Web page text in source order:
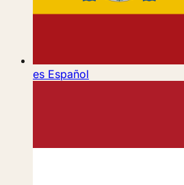
es Español